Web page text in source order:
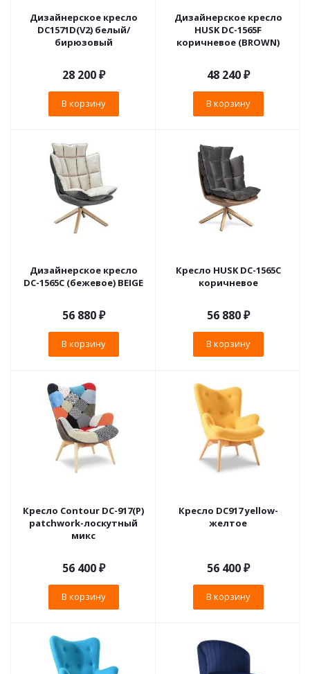
Дизайнерское кресло
DC1571D(V2) белый/
бирюзовый
28 200₽
В корзину
Дизайнерское кресло
HUSK DC-1565F
коричневое (BROWN)
48 240₽
В корзину
Дизайнерское кресло
DC-1565С (бежевое) BEIGE
56 880₽
В корзину
Кресло HUSK DC-1565C
коричневое
56 880₽
В корзину
Кресло Contour DС-917(P)
patchwork-лоскутный
микс
56 400₽
В корзину
Кресло DC917 yellow-
желтое
56 400₽
В корзину